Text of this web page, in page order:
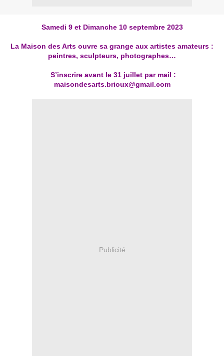
Samedi 9 et Dimanche 10 septembre 2023
La Maison des Arts ouvre sa grange aux artistes amateurs :
peintres, sculpteurs, photographes…
S’inscrire avant le 31 juillet par mail :
maisondesarts.brioux@gmail.com
Publicité